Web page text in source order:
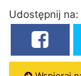
Udostępnij na: